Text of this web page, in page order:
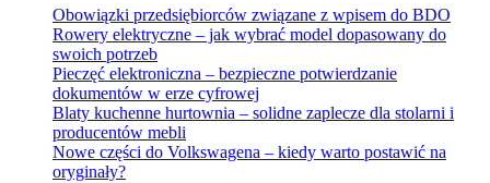
Obowiązki przedsiębiorców związane z wpisem do BDO
Rowery elektryczne – jak wybrać model dopasowany do
swoich potrzeb
Pieczęć elektroniczna – bezpieczne potwierdzanie
dokumentów w erze cyfrowej
Blaty kuchenne hurtownia – solidne zaplecze dla stolarni i
producentów mebli
Nowe części do Volkswagena – kiedy warto postawić na
oryginały?